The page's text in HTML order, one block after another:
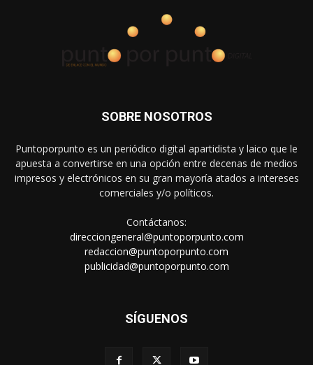
SOBRE NOSOTROS
Puntoporpunto es un periódico digital apartidista y laico que le
apuesta a convertirse en una opción entre decenas de medios
impresos y electrónicos en su gran mayoría atados a intereses
comerciales y/o políticos.
Contáctanos:
direcciongeneral@puntoporpunto.com
redaccion@puntoporpunto.com
publicidad@puntoporpunto.com
SÍGUENOS